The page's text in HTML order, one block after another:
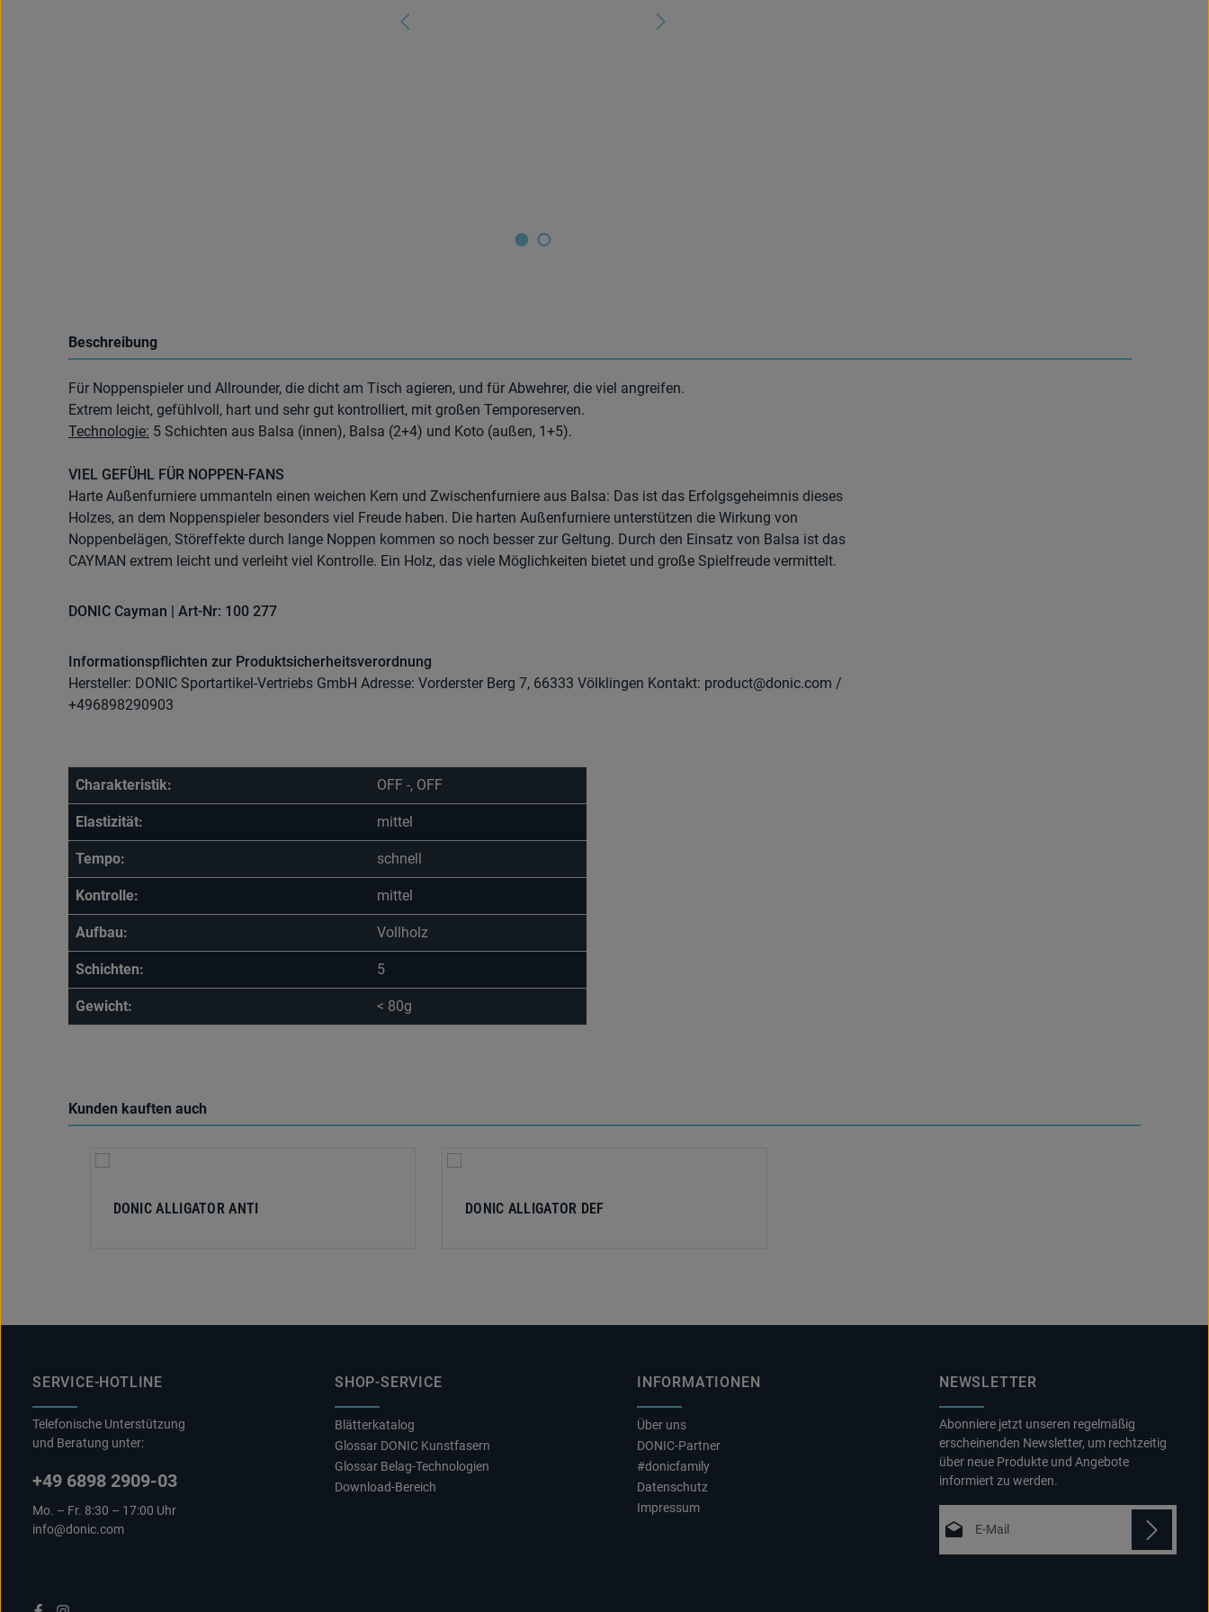
Beschreibung
Für Noppenspieler und Allrounder, die dicht am Tisch agieren, und für Abwehrer, die viel angreifen.
Extrem leicht, gefühlvoll, hart und sehr gut kontrolliert, mit großen Temporeserven.
Technologie: 5 Schichten aus Balsa (innen), Balsa (2+4) und Koto (außen, 1+5).
VIEL GEFÜHL FÜR NOPPEN-FANS
Harte Außenfurniere ummanteln einen weichen Kern und Zwischenfurniere aus Balsa: Das ist das Erfolgsgeheimnis dieses
Holzes, an dem Noppenspieler besonders viel Freude haben. Die harten Außenfurniere unterstützen die Wirkung von
Noppenbelägen, Störeffekte durch lange Noppen kommen so noch besser zur Geltung. Durch den Einsatz von Balsa ist das
CAYMAN extrem leicht und verleiht viel Kontrolle. Ein Holz, das viele Möglichkeiten bietet und große Spielfreude vermittelt.
DONIC Cayman | Art-Nr: 100 277
Informationspflichten zur Produktsicherheitsverordnung
Hersteller: DONIC Sportartikel-Vertriebs GmbH Adresse: Vorderster Berg 7, 66333 Völklingen Kontakt: product@donic.com /
+496898290903
Charakteristik: OFF -, OFF
Elastizität: mittel
Tempo: schnell
Kontrolle: mittel
Aufbau: Vollholz
Schichten: 5
Gewicht: < 80g
Kunden kauften auch
Produktgalerie überspringen
DONIC ALLIGATOR ANTI DONIC ALLIGATOR DEF
SERVICE-HOTLINE
Telefonische Unterstützung
und Beratung unter:
+49 6898 2909-03
Mo. – Fr. 8:30 – 17:00 Uhr
info@donic.com
SHOP-SERVICE
Blätterkatalog
Glossar DONIC Kunstfasern
Glossar Belag-Technologien
Download-Bereich
INFORMATIONEN
Über uns
DONIC-Partner
#donicfamily
Datenschutz
Impressum
NEWSLETTER
Abonniere jetzt unseren regelmäßig
erscheinenden Newsletter, um rechtzeitig
über neue Produkte und Angebote
informiert zu werden.